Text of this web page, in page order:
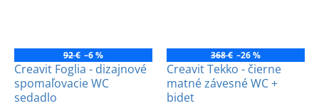
92 € –6 %
Creavit Foglia - dizajnové
spomaľovacie WC
sedadlo
368 € –26 %
Creavit Tekko - čierne
matné závesné WC +
bidet